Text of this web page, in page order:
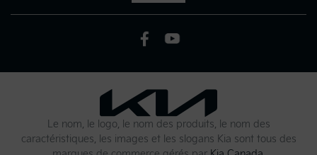
Le nom, le logo, le nom des produits, le nom des
caractéristiques, les images et les slogans Kia sont tous des